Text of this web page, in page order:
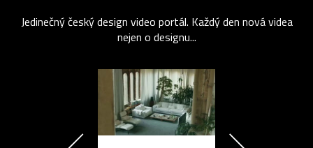
Jedinečný český design video portál. Každý den nová videa
nejen o designu...